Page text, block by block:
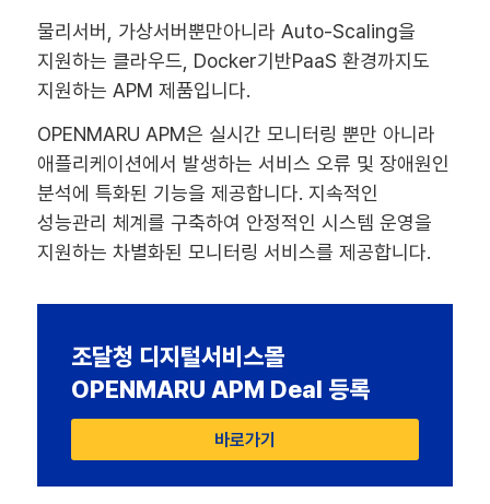
물리서버, 가상서버뿐만아니라 Auto-Scaling을
지원하는 클라우드, Docker기반PaaS 환경까지도
지원하는 APM 제품입니다.
OPENMARU APM은 실시간 모니터링 뿐만 아니라
애플리케이션에서 발생하는 서비스 오류 및 장애원인
분석에 특화된 기능을 제공합니다. 지속적인
성능관리 체계를 구축하여 안정적인 시스템 운영을
지원하는 차별화된 모니터링 서비스를 제공합니다.
조달청 디지털서비스몰
OPENMARU APM Deal 등록
바로가기